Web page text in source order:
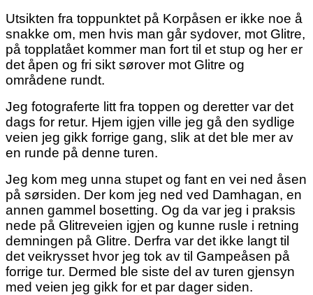
Utsikten fra toppunktet på Korpåsen er ikke noe å
snakke om, men hvis man går sydover, mot Glitre,
på topplatået kommer man fort til et stup og her er
det åpen og fri sikt sørover mot Glitre og
områdene rundt.
Jeg fotograferte litt fra toppen og deretter var det
dags for retur. Hjem igjen ville jeg gå den sydlige
veien jeg gikk forrige gang, slik at det ble mer av
en runde på denne turen.
Jeg kom meg unna stupet og fant en vei ned åsen
på sørsiden. Der kom jeg ned ved Damhagan, en
annen gammel bosetting. Og da var jeg i praksis
nede på Glitreveien igjen og kunne rusle i retning
demningen på Glitre. Derfra var det ikke langt til
det veikrysset hvor jeg tok av til Gampeåsen på
forrige tur. Dermed ble siste del av turen gjensyn
med veien jeg gikk for et par dager siden.